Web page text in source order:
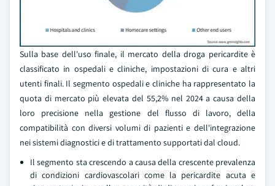
Sulla base dell'uso finale, il mercato della droga pericardite è
classificato in ospedali e cliniche, impostazioni di cura e altri
utenti finali. Il segmento ospedali e cliniche ha rappresentato la
quota di mercato più elevata del 55,2% nel 2024 a causa della
loro precisione nella gestione del flusso di lavoro, della
compatibilità con diversi volumi di pazienti e dell'integrazione
nei sistemi diagnostici e di trattamento supportati dal cloud.
Il segmento sta crescendo a causa della crescente prevalenza
di condizioni cardiovascolari come la pericardite acuta e